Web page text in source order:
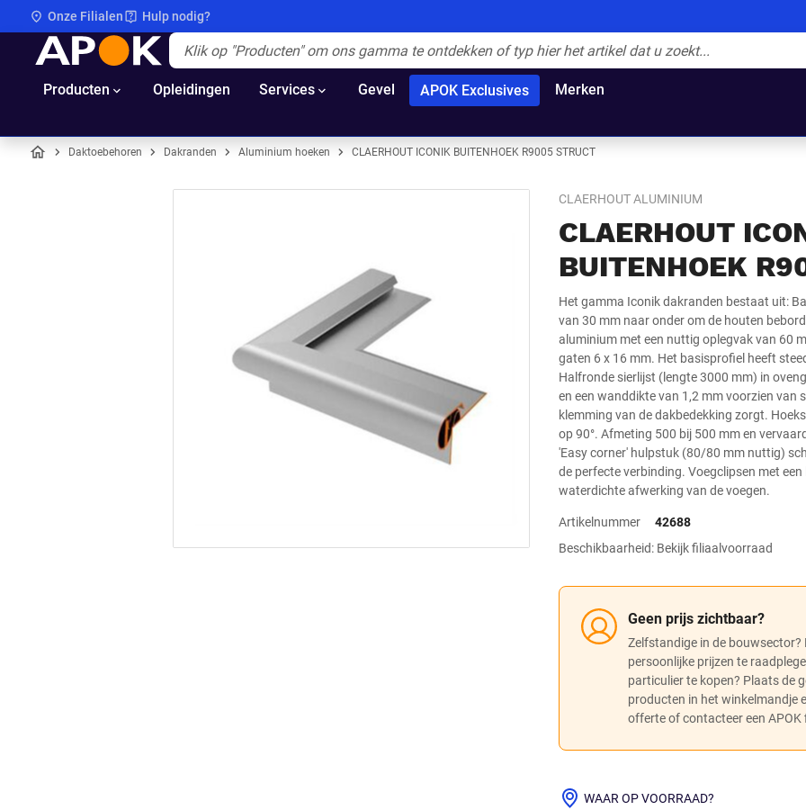
Onze Filialen Hulp nodig?
APOK
Producten Opleidingen Services Gevel APOK Exclusives Merken
Daktoebehoren Dakranden Aluminium hoeken CLAERHOUT ICONIK BUITENHOEK R9005 STRUCT
CLAERHOUT ALUMINIUM
CLAERHOUT
BUITENHOEK
Het gamma Iconik dakranden bestaat uit:
van 30 mm naar onder om de houten
aluminium met een nuttig oplegvak van 60
gaten 6 x 16 mm. Het basisprofiel heeft
Halfronde sierlijst (lengte 3000 mm) in
en een wanddikte van 1,2 mm voorzien van
klemming van de dakbedekking zorgt.
op 90°. Afmeting 500 bij 500 mm en
'Easy corner' hulpstuk (80/80 mm nuttig)
de perfecte verbinding. Voegclipsen met
waterdichte afwerking van de voegen.
Artikelnummer
42688
Beschikbaarheid: Bekijk filiaalvoorraad
Geen prijs zichtbaar?
Zelfstandige in de bouwsector?
persoonlijke prijzen te
particulier te kopen? Plaats de
producten in het winkelmandje
offerte of contacteer een APOK
WAAR OP VOORRAAD?